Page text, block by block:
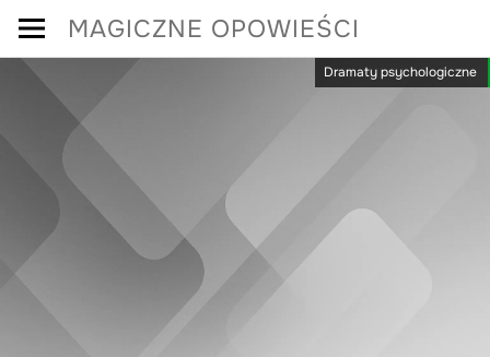
Skip
MAGICZNE OPOWIEŚCI
Dramaty psychologiczne